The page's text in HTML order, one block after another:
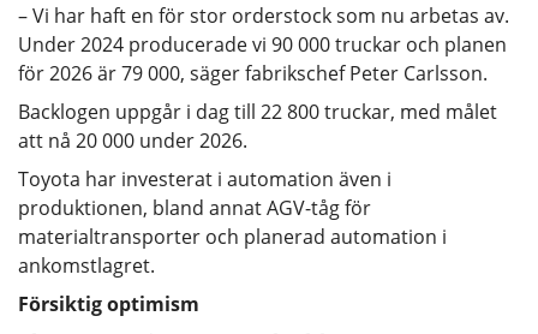
– Vi har haft en för stor orderstock som nu arbetas av.
Under 2024 producerade vi 90 000 truckar och planen
för 2026 är 79 000, säger fabrikschef Peter Carlsson.
Backlogen uppgår i dag till 22 800 truckar, med målet
att nå 20 000 under 2026.
Toyota har investerat i automation även i
produktionen, bland annat AGV-tåg för
materialtransporter och planerad automation i
ankomstlagret.
Försiktig optimism